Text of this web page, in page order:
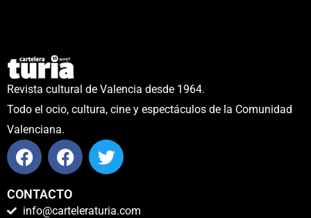
Revista cultural de Valencia desde 1964.
Todo el ocio, cultura, cine y espectáculos de la Comunidad
Valenciana.
CONTACTO
info@carteleraturia.com